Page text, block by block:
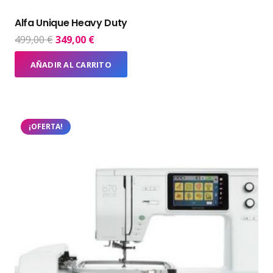
Alfa Unique Heavy Duty
499,00€El
precio
original
349,00 €El
precio
actual
AÑADIR AL CARRITO
¡OFERTA!